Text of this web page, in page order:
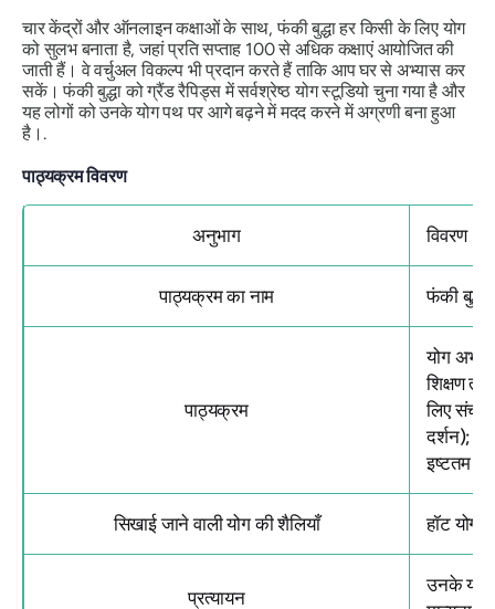
चार केंद्रों और ऑनलाइन कक्षाओं के साथ, फंकी बुद्धा हर किसी के लिए योग
को सुलभ बनाता है, जहां प्रति सप्ताह 100 से अधिक कक्षाएं आयोजित की
जाती हैं। वे वर्चुअल विकल्प भी प्रदान करते हैं ताकि आप घर से अभ्यास कर
सकें। फंकी बुद्धा को ग्रैंड रैपिड्स में सर्वश्रेष्ठ योग स्टूडियो चुना गया है और
यह लोगों को उनके योग पथ पर आगे बढ़ने में मदद करने में अग्रणी बना हुआ
है।.
पाठ्यक्रम विवरण
अनुभाग विवरण
पाठ्यक्रम का नाम फंकी
पाठ्यक्रम
योग
शिक्षण
लिए संचार
दर्शन);
इष्टतम
सिखाई जाने वाली योग की शैलियाँ हॉट योगा,
प्रत्यायन
उनके